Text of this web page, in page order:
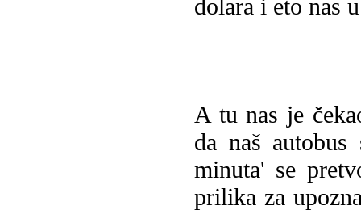
dolara i eto nas
A tu nas je
da naš
minuta' se
prilika za